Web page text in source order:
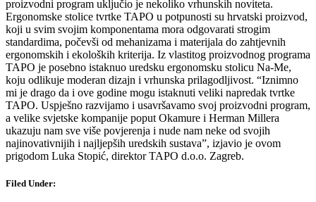
proizvodni program uključio je nekoliko vrhunskih noviteta.
Ergonomske stolice tvrtke TAPO u potpunosti su hrvatski proizvod,
koji u svim svojim komponentama mora odgovarati strogim
standardima, počevši od mehanizama i materijala do zahtjevnih
ergonomskih i ekoloških kriterija. Iz vlastitog proizvodnog programa
TAPO je posebno istaknuo uredsku ergonomsku stolicu Na-Me,
koju odlikuje moderan dizajn i vrhunska prilagodljivost. “Iznimno
mi je drago da i ove godine mogu istaknuti veliki napredak tvrtke
TAPO. Uspješno razvijamo i usavršavamo svoj proizvodni program,
a velike svjetske kompanije poput Okamure i Herman Millera
ukazuju nam sve više povjerenja i nude nam neke od svojih
najinovativnijih i najljepših uredskih sustava”, izjavio je ovom
prigodom Luka Stopić, direktor TAPO d.o.o. Zagreb.
Filed Under: